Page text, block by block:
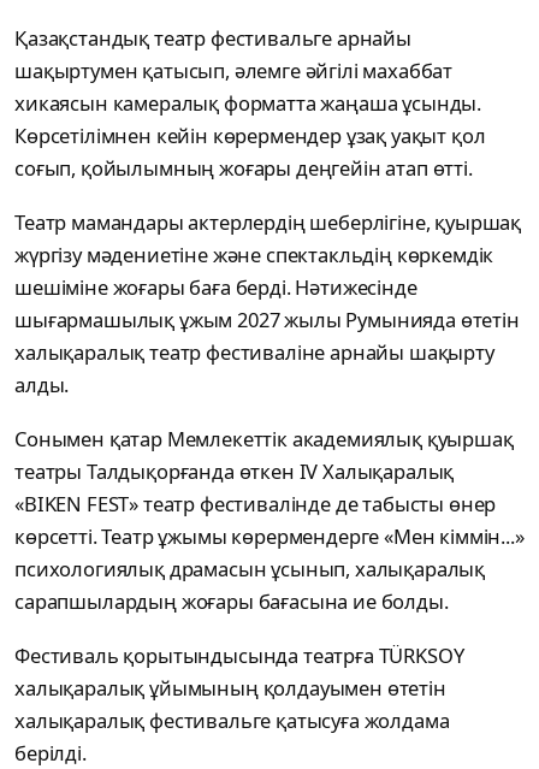
Қазақстандық театр фестивальге арнайы
шақыртумен қатысып, әлемге әйгілі махаббат
хикаясын камералық форматта жаңаша ұсынды.
Көрсетілімнен кейін көрермендер ұзақ уақыт қол
соғып, қойылымның жоғары деңгейін атап өтті.
Театр мамандары актерлердің шеберлігіне, қуыршақ
жүргізу мәдениетіне және спектакльдің көркемдік
шешіміне жоғары баға берді. Нәтижесінде
шығармашылық ұжым 2027 жылы Румынияда өтетін
халықаралық театр фестиваліне арнайы шақырту
алды.
Сонымен қатар Мемлекеттік академиялық қуыршақ
театры Талдықорғанда өткен IV Халықаралық
«BIKEN FEST» театр фестивалінде де табысты өнер
көрсетті. Театр ұжымы көрермендерге «Мен кіммін...»
психологиялық драмасын ұсынып, халықаралық
сарапшылардың жоғары бағасына ие болды.
Фестиваль қорытындысында театрға TÜRKSOY
халықаралық ұйымының қолдауымен өтетін
халықаралық фестивальге қатысуға жолдама
берілді.